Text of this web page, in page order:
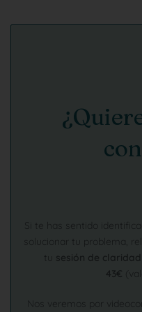
Si te has sentido
solucionar tu problema,
tu sesión de
43€
Nos veremos por